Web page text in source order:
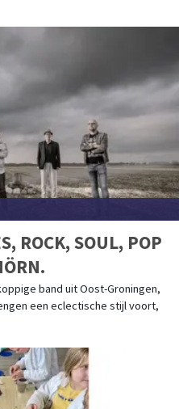
band uit Oost-Groningen,
een eclectische stijl voort,